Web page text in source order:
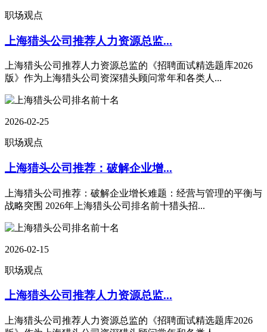
职场观点
上海猎头公司推荐人力资源总监...
上海猎头公司推荐人力资源总监的《招聘面试精选题库2026
版》作为上海猎头公司资深猎头顾问常年和各类人...
2026-02-25
职场观点
上海猎头公司推荐：破解企业增...
上海猎头公司推荐：破解企业增长难题：经营与管理的平衡与
战略突围 2026年上海猎头公司排名前十猎头招...
2026-02-15
职场观点
上海猎头公司推荐人力资源总监...
上海猎头公司推荐人力资源总监的《招聘面试精选题库2026